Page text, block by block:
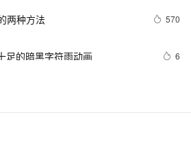
两种方法 570
6
（三）——本地部署
）